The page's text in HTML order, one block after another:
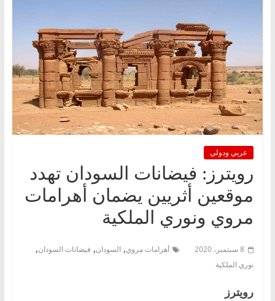
عربي ودولي
رويترز: فيضانات السودان تهدد
موقعين أثريين يضمان أهرامات
مروي ونوري الملكية
8 سبتمبر، 2020 أهرامات مروي, السودان, فيضانات السودان,
نوري الملكية
رويترز